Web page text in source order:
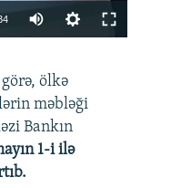
360p
480p
720p
ölkə
məbləği
Bankın
1-i ilə